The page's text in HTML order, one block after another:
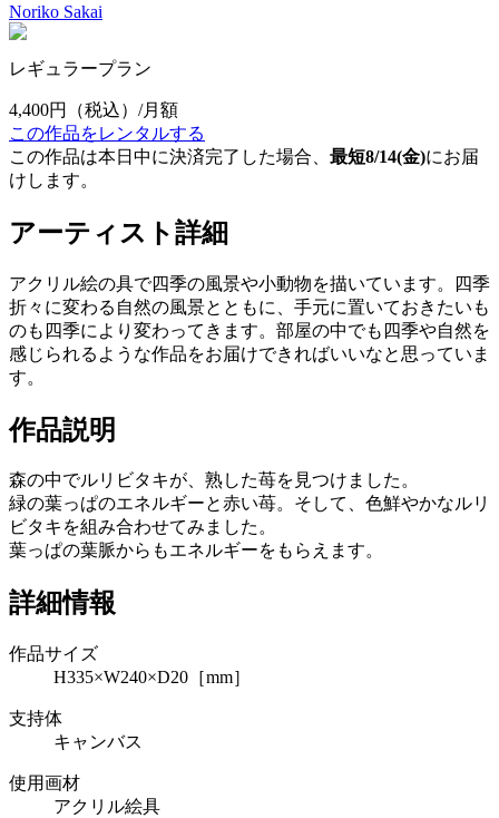
Noriko Sakai
レギュラープラン
4,400円
（税込）/月額
この作品をレンタルする
この作品は本日中に決済完了した場合、 最短8/14(金)にお届
けします。
アーティスト詳細
アクリル絵の具で四季の風景や小動物を描いています。四季
折々に変わる自然の風景とともに、手元に置いておきたいも
のも四季により変わってきます。部屋の中でも四季や自然を
感じられるような作品をお届けできればいいなと思っていま
す。
作品説明
森の中でルリビタキが、熟した苺を見つけました。
緑の葉っぱのエネルギーと赤い苺。そして、色鮮やかなルリ
ビタキを組み合わせてみました。
葉っぱの葉脈からもエネルギーをもらえます。
詳細情報
作品サイズ
H335×W240×D20［mm］
支持体
キャンバス
使用画材
アクリル絵具